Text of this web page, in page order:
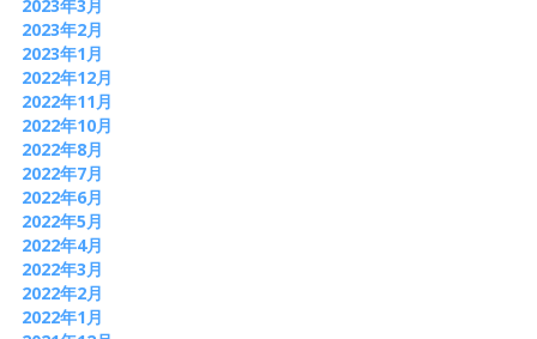
2023年3月
2023年2月
2023年1月
2022年12月
2022年11月
2022年10月
2022年8月
2022年7月
2022年6月
2022年5月
2022年4月
2022年3月
2022年2月
2022年1月